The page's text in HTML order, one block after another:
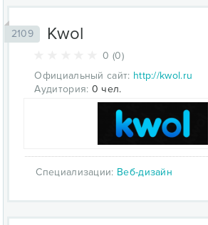
2109 Kwol
0 (0)
Официальный сайт: http://kwol.ru
Аудитория: 0 чел.
Специализации: Веб-дизайн